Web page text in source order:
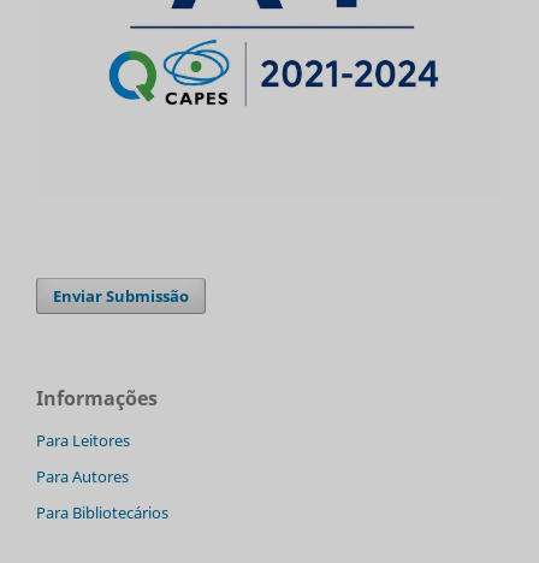
Enviar Submissão
Informações
Para Leitores
Para Autores
Para Bibliotecários